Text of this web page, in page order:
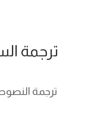
ترجمة
ترجمة